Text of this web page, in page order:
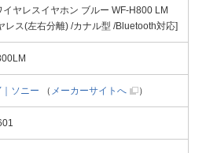
イヤレスイヤホン ブルー WF-H800 LM
レス(左右分離) /カナル型 /Bluetooth対応]
ソニー （ メーカーサイトへ ）